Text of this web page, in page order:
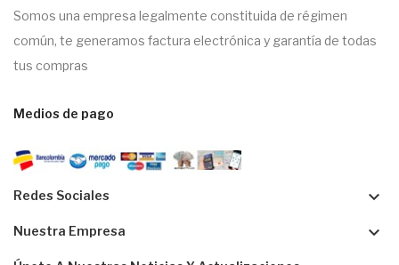
Somos una empresa legalmente constituida de régimen
común, te generamos factura electrónica y garantía de todas
tus compras
Medios de pago
Redes Sociales keyboard_arrow_down
Nuestra Empresa keyboard_arrow_down